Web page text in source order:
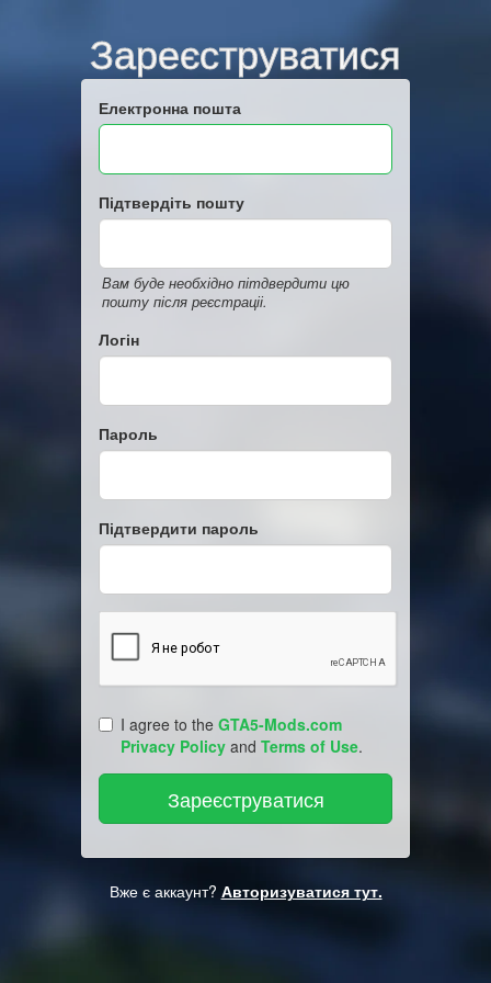
Зареєструватися
Електронна пошта
Підтвердіть пошту
Вам буде необхідно пітдвердити цю
пошту після реєстраціі.
Логін
Пароль
Підтвердити пароль
I agree to the GTA5-Mods.com
Privacy Policy and Terms of Use.
Вже є аккаунт? Авторизуватися тут.